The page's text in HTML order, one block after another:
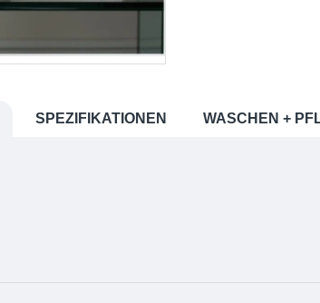
SPEZIFIKATIONEN WASCHEN +